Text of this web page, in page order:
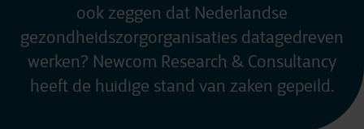
ook zeggen dat Nederlandse
gezondheidszorgorganisaties datagedreven
werken? Newcom Research & Consultancy
heeft de huidige stand van zaken gepeild.